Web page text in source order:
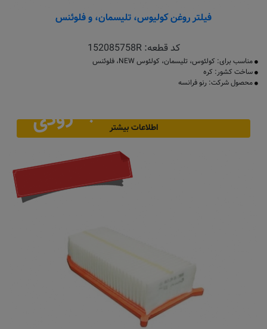
فیلتر روغن کولیوس، تلیسمان، و فلوئنس
کد قطعه:152085758R
مناسب برای: کولئوس، تلیسمان، کولئوس NEW، فلوئنس
ساخت کشور: کره
محصول شرکت: رنو فرانسه
اطلاعات بیشتر به زودی